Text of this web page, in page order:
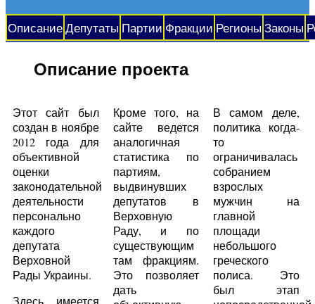
Описание Депутаты Партии Фракции Регионы Законы
Описание проекта
Этот сайт был
создан в ноябре
2012 года для
объективной
оценки
законодательной
деятельности
персонально
каждого
депутата
Верховной
Рады Украины.
Здесь имеется
Кроме того, на
сайте ведется
аналогичная
статистика по
партиям,
выдвинувших
депутатов в
Верховную
Раду, и по
существующим
там фракциям.
Это позволяет
дать
В самом деле,
политика когда-
то
ограничивалась
собранием
взрослых
мужчин на
главной
площади
небольшого
греческого
полиса. Это
был этап